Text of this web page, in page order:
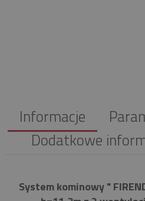
Informacje
Dodatkowe
System kominowy "